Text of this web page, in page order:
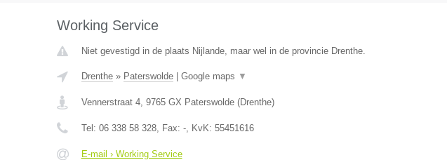
Working Service
Niet gevestigd in de plaats Nijlande, maar wel in de provincie Drenthe.
Drenthe» Paterswolde| Google maps ▼
Vennerstraat 4, 9765 GX Paterswolde(Drenthe)
Tel: 06 338 58 328, Fax: -, KvK: 55451616
E-mail › Working Service